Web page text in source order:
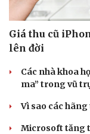
Giá thu cũ
lên đời
Các nhà khoa
ma” trong vũ
Vì sao các
Microsoft tăng